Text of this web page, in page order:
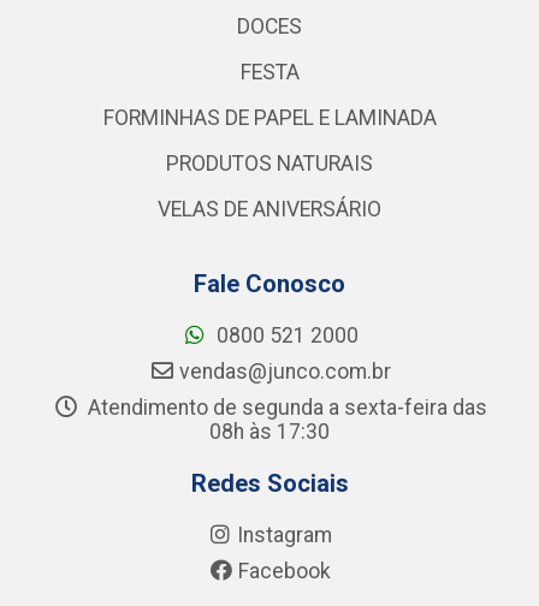
DOCES
FESTA
FORMINHAS DE PAPEL E LAMINADA
PRODUTOS NATURAIS
VELAS DE ANIVERSÁRIO
Fale Conosco
0800 521 2000
vendas@junco.com.br
Atendimento de segunda a sexta-feira das
08h às 17:30
Redes Sociais
Instagram
Facebook